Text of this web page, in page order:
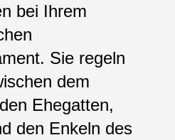
bei Ihrem
Sie regeln
dem
Ehegatten,
den Enkeln des